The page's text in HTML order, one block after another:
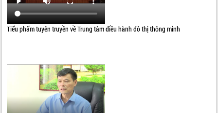
Tiểu phẩm tuyên truyền về Trung tâm điều hành đô thị thông minh